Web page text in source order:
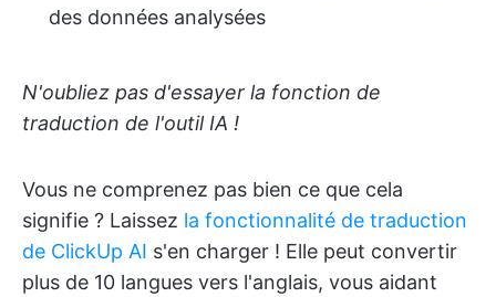
des données analysées
N'oubliez pas d'essayer la fonction de
traduction de l'outil IA !
Vous ne comprenez pas bien ce que cela
signifie ? Laissez la fonctionnalité de traduction
de ClickUp AI s'en charger ! Elle peut convertir
plus de 10 langues vers l'anglais, vous aidant